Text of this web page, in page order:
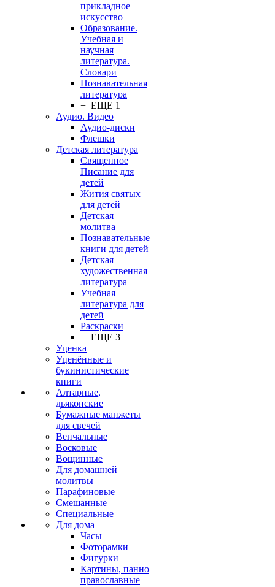
прикладное
искусство
Образование.
Учебная и
научная
литература.
Словари
Познавательная
литература
+ ЕЩЕ 1
Аудио. Видео
Аудио-диски
Флешки
Детская литература
Священное
Писание для
детей
Жития святых
для детей
Детская
молитва
Познавательные
книги для детей
Детская
художественная
литература
Учебная
литература для
детей
Раскраски
+ ЕЩЕ 3
Уценка
Уценённые и
букинистические
книги
Алтарные,
дьяконские
Бумажные манжеты
для свечей
Венчальные
Восковые
Вощинные
Для домашней
молитвы
Парафиновые
Смешанные
Специальные
Для дома
Часы
Фоторамки
Фигурки
Картины, панно
православные